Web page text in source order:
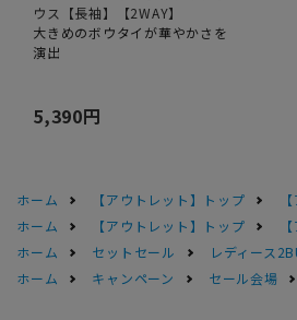
ウス【長袖】【2WAY】
大きめのボウタイが華やかさを
演出
5,390円
ホーム 【アウトレット】トップ
ホーム
【アウトレット】トップ
ホーム
セットセール レディース
ホーム
キャンペーン セール会場